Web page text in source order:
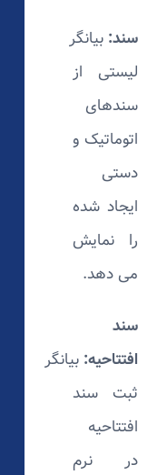
سند:بیانگر
لیستی از
سندهای
اتوماتیک و
دستی
ایجاد شده
را نمایش
می دهد.
سند
افتتاحیه:بیانگر
ثبت سند
افتتاحیه
در نرم